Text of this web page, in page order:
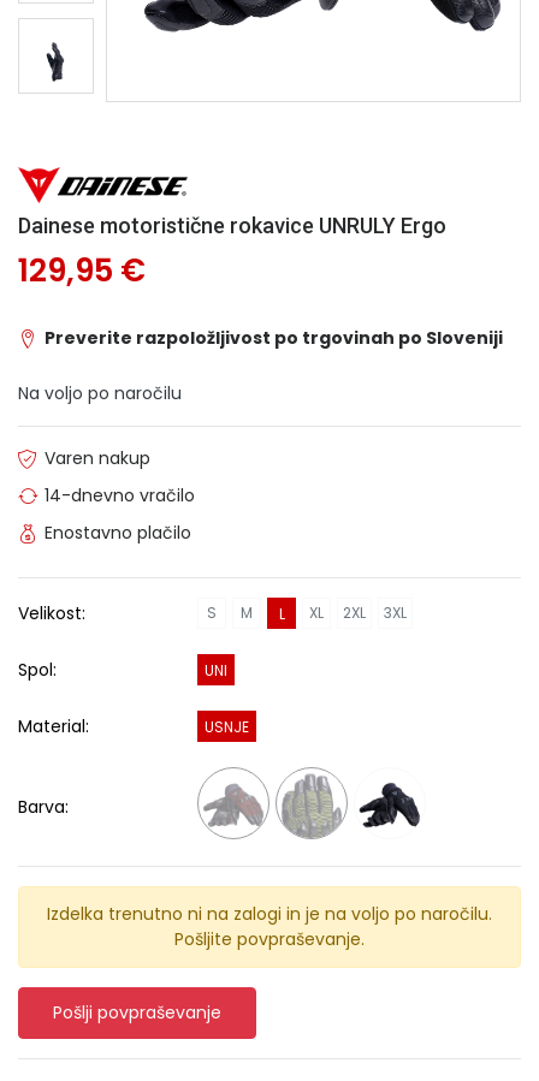
Dainese motoristične rokavice UNRULY Ergo
129,95 €
Preverite razpoložljivost po trgovinah po Sloveniji
Na voljo po naročilu
Varen nakup
14-dnevno vračilo
Enostavno plačilo
Velikost: S M L XL 2XL 3XL
Spol: UNI
Material: USNJE
Barva:
Izdelka trenutno ni na zalogi in je na voljo po naročilu.
Pošljite povpraševanje.
Pošlji povpraševanje